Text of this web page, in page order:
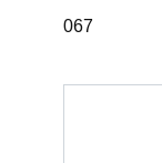
067